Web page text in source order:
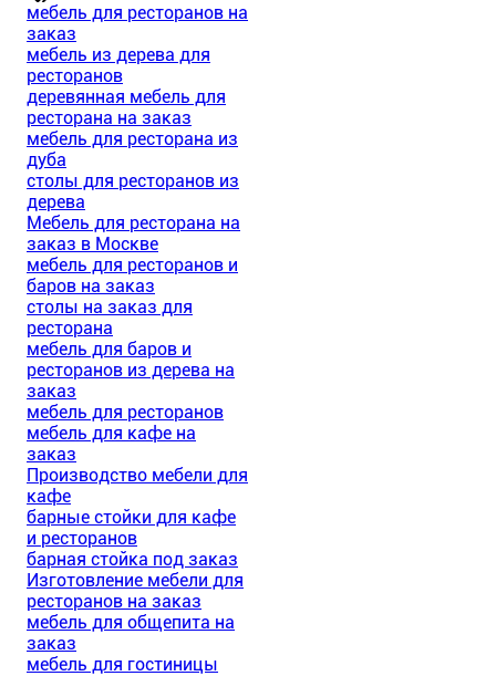
мебель для ресторанов на
заказ
мебель из дерева для
ресторанов
деревянная мебель для
ресторана на заказ
мебель для ресторана из
дуба
столы для ресторанов из
дерева
Мебель для ресторана на
заказ в Москве
мебель для ресторанов и
баров на заказ
столы на заказ для
ресторана
мебель для баров и
ресторанов из дерева на
заказ
мебель для ресторанов
мебель для кафе на
заказ
Производство мебели для
кафе
барные стойки для кафе
и ресторанов
барная стойка под заказ
Изготовление мебели для
ресторанов на заказ
мебель для общепита на
заказ
мебель для гостиницы